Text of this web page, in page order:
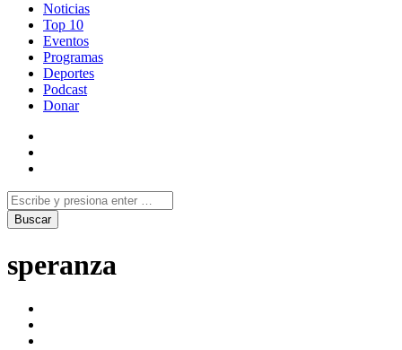
Noticias
Top 10
Eventos
Programas
Deportes
Podcast
Donar
speranza